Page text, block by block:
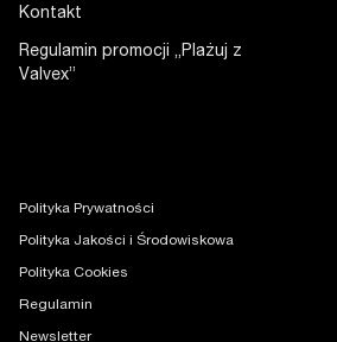
Kontakt
Regulamin promocji „Plażuj z
Valvex”
Polityka Prywatności
Polityka Jakości i Środowiskowa
Polityka Cookies
Regulamin
Newsletter